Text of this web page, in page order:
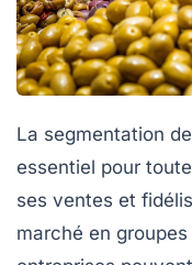
La segmentation
essentiel pour
ses ventes et
marché en